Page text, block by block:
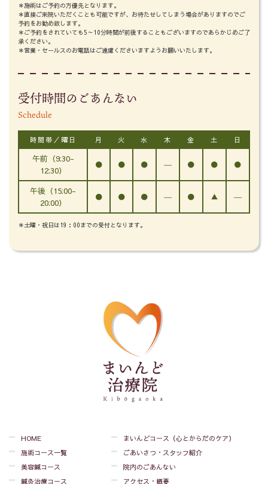
＊施術はご予約の方優先となります。
＊直接ご来院いただくことも可能ですが、お待たせしてしまう場合がありますのでご
予約をお勧め致します。
＊ご予約をされていても5～10分時間が前後することもございますのであらかじめご了
承ください。
＊営業・セールスのお電話はご遠慮くださいますようお願いいたします。
受付時間のごあんない
Schedule
時間帯／曜日 月 火 水 木 金 土 日
午前（9:30-
12:30）
● ● ● ― ● ● ●
午後（15:00-
20:00）
● ● ● ― ● ▲ ―
＊土曜・祝日は19：00までの受付となります。
HOME
施術コース一覧
美容鍼コース
鍼灸治療コース
まいんどコース（心とからだのケア）
ごあいさつ・スタッフ紹介
院内のごあんない
アクセス・概要